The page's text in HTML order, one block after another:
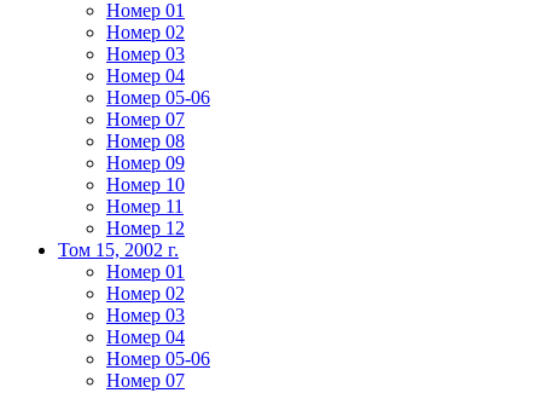
Номер 01
Номер 02
Номер 03
Номер 04
Номер 05-06
Номер 07
Номер 08
Номер 09
Номер 10
Номер 11
Номер 12
Том 15, 2002 г.
Номер 01
Номер 02
Номер 03
Номер 04
Номер 05-06
Номер 07